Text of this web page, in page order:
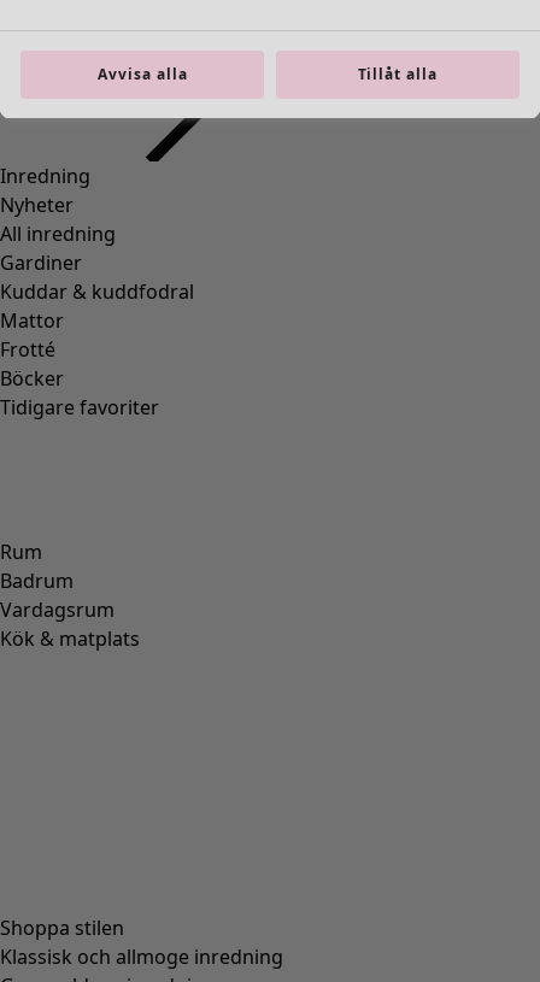
Inredning
Nyheter
All inredning
Gardiner
Kuddar & kuddfodral
Mattor
Frotté
Böcker
Tidigare favoriter
Rum
Badrum
Vardagsrum
Kök & matplats
Shoppa stilen
Klassisk och allmoge inredning
Avvisa alla Tillåt alla